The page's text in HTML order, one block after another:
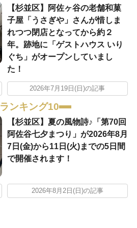
【杉並区】阿佐ヶ谷の老舗和菓
子屋「うさぎや」さんが惜しま
れつつ閉店となってから約２
年。跡地に「ゲストハウス いり
ぐち」がオープンしていまし
た！
2026年7月19日(日)の記事
ランキング10
【杉並区】夏の風物詩♪「第70回
阿佐谷七夕まつり」が2026年8月
7日(金)から11日(火)までの5日間
で開催されます！
2026年8月2日(日)の記事